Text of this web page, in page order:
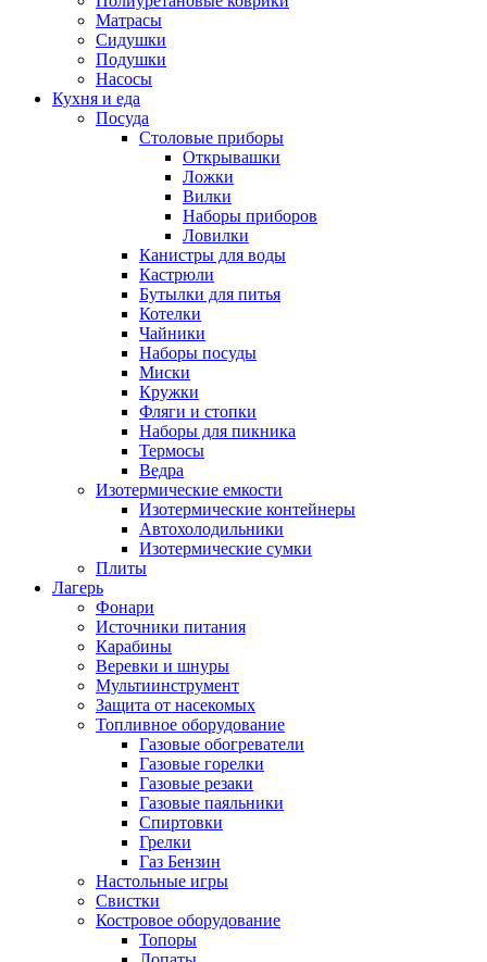
Матрасы
Сидушки
Подушки
Насосы
Кухня и еда
Посуда
Столовые приборы
Открывашки
Ложки
Вилки
Наборы приборов
Ловилки
Канистры для воды
Кастрюли
Бутылки для питья
Котелки
Чайники
Наборы посуды
Миски
Кружки
Фляги и стопки
Наборы для пикника
Термосы
Ведра
Изотермические емкости
Изотермические контейнеры
Автохолодильники
Изотермические сумки
Плиты
Лагерь
Фонари
Источники питания
Карабины
Веревки и шнуры
Мультиинструмент
Защита от насекомых
Топливное оборудование
Газовые обогреватели
Газовые горелки
Газовые резаки
Газовые паяльники
Спиртовки
Грелки
Газ Бензин
Настольные игры
Свистки
Костровое оборудование
Топоры